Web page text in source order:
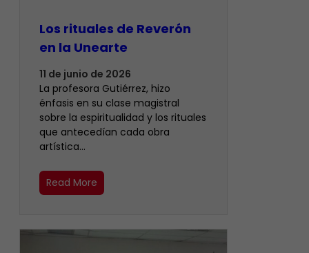
Los rituales de Reverón
en la Unearte
11 de junio de 2026
La profesora Gutiérrez, hizo
énfasis en su clase magistral
sobre la espiritualidad y los rituales
que antecedían cada obra
artística…
Read More